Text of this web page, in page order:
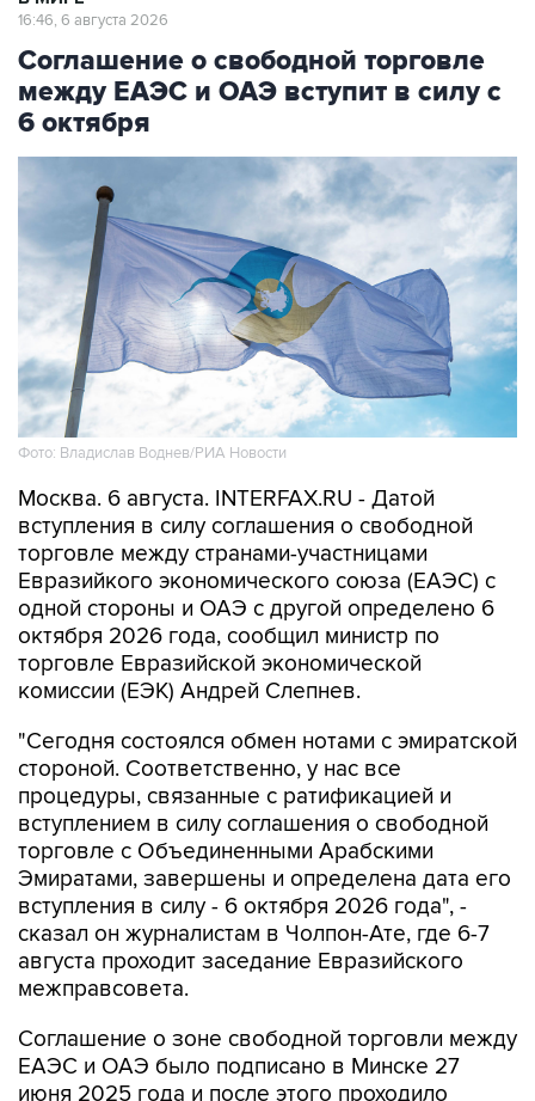
16:46, 6 августа 2026
Соглашение о свободной торговле
между ЕАЭС и ОАЭ вступит в силу с
6 октября
Фото: Владислав Воднев/РИА Новости
Москва. 6 августа. INTERFAX.RU - Датой
вступления в силу соглашения о свободной
торговле между странами-участницами
Евразийкого экономического союза (ЕАЭС) с
одной стороны и ОАЭ с другой определено 6
октября 2026 года, сообщил министр по
торговле Евразийской экономической
комиссии (ЕЭК) Андрей Слепнев.
"Сегодня состоялся обмен нотами с эмиратской
стороной. Соответственно, у нас все
процедуры, связанные с ратификацией и
вступлением в силу соглашения о свободной
торговле с Объединенными Арабскими
Эмиратами, завершены и определена дата его
вступления в силу - 6 октября 2026 года", -
сказал он журналистам в Чолпон-Ате, где 6-7
августа проходит заседание Евразийского
межправсовета.
Соглашение о зоне свободной торговли между
ЕАЭС и ОАЭ было подписано в Минске 27
июня 2025 года и после этого проходило